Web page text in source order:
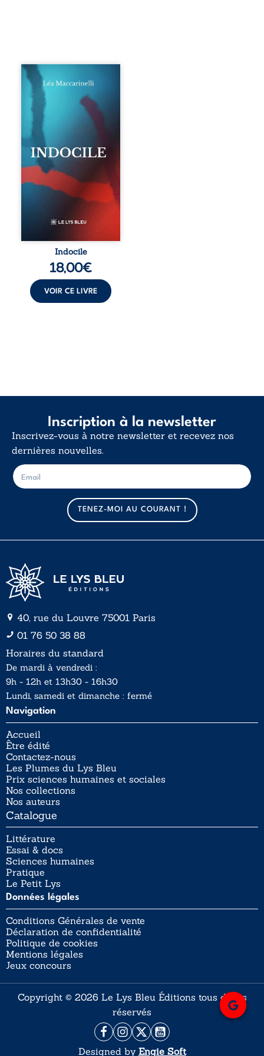
Quatre parties.
Quatre refus.
Quatre visages
d’une existence en
friction. Entre les
silences qu’on ne
déchiffre pas, les
amours qu’on
dérange, les corps
qu’on administre
et les liens qu’on
sabote, cet
ouvrage parle à
vivent trop fort,
trop vrai, trop tôt.
traversée. Une
langue nue. Une
insurrection
calme. Une
déclaration
d’existence pour ...
Indocile
18,00€
VOIR CE LIVRE
Inscription à la newsletter
Inscrivez-vous à notre newsletter et recevez nos
dernières nouvelles.
m
a
i
l
E
-
m
TENEZ-MOI AU COURANT !
40, rue du Louvre 75001 Paris
01 76 50 38 88
Horaires du standard
De mardi à vendredi :
9h - 12h et 13h30 - 16h30
Lundi, samedi et dimanche : fermé
Navigation
Accueil
Être édité
Contactez-nous
Les Plumes du Lys Bleu
Prix sciences humaines et sociales
Nos collections
Nos auteurs
Catalogue
Littérature
Essai & docs
Sciences humaines
Pratique
Le Petit Lys
Données légales
Conditions Générales de vente
Déclaration de confidentialité
Politique de cookies
Mentions légales
Jeux concours
Copyright © 2026 Le Lys Bleu Éditions tous droits
réservés
Designed by Engie Soft